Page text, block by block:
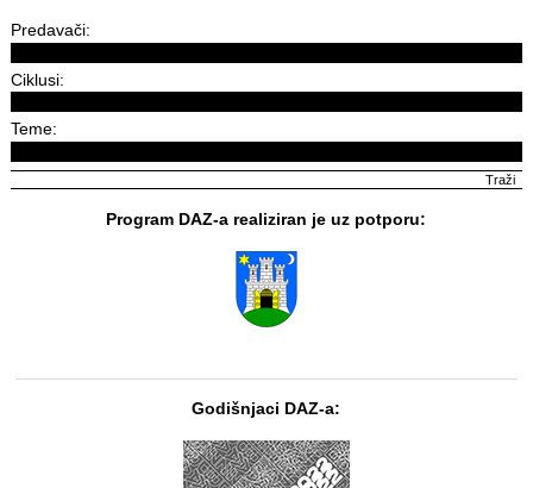
Predavači:
Ciklusi:
Teme:
Program DAZ-a realiziran je uz potporu:
Godišnjaci DAZ-a: